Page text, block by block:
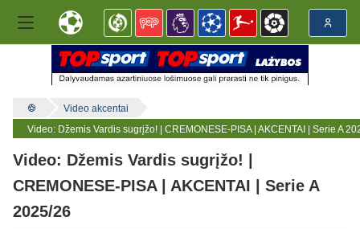
Video akcentai
Video: Džemis Vardis sugrįžo! | CREMONESE-PISA | AKCENTAI | Serie A
Video: Džemis Vardis sugrįžo! |
CREMONESE-PISA | AKCENTAI | Serie A
2025/26